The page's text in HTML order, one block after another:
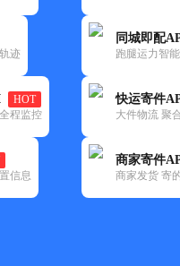
迹
HOT
程监控
信息
同城即配
跑腿运力智
快运寄件
大件物流 聚
商家寄件
商家发货 寄
司昌宁县服务部
00:00:00